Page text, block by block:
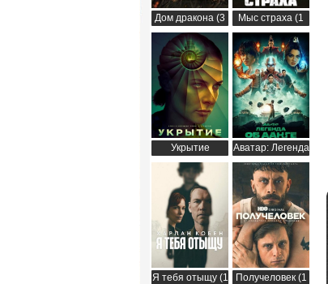
Дом дракона (3
сезон)
Мыс страха (1
сезон)
Укрытие
(Бункер) (3
сезон)
Аватар: Легенда
об Аанге (2
сезон)
Я тебя отыщу (1
Получеловек (1